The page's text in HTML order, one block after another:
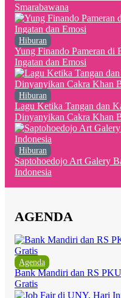
Smarabawana
Hiburan
Yung Finando Pameran di
Ingatan dan Emosi
Hiburan
Lagu Ketika Tangan dan
Dinyanyikan Cakra Khan
Hiburan
Saptohoedojo Art Galery
Indonesia
AGENDA
Agenda
Bank Mandiri dan RS
Gratis